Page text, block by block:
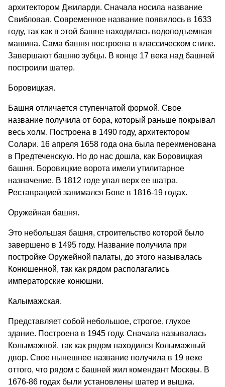
архитектором Джиларди. Сначала носила название
Свибловая. Современное название появилось в 1633
году, так как в этой башне находилась водоподъемная
машина. Сама башня построена в классическом стиле.
Завершают башню зубцы. В конце 17 века над башней
построили шатер.
Боровицкая.
Башня отличается ступенчатой формой. Свое
название получила от бора, который раньше покрывал
весь холм. Построена в 1490 году, архитектором
Солари. 16 апреля 1658 года она была переименована
в Предтеченскую. Но до нас дошла, как Боровицкая
башня. Боровицкие ворота имели утилитарное
назначение. В 1812 годе упал верх ее шатра.
Реставрацией занимался Бове в 1816-19 годах.
Оружейная башня.
Это небольшая башня, строительство которой было
завершено в 1495 году. Название получила при
постройке Оружейной палаты, до этого называлась
Конюшенной, так как рядом располагались
императорские конюшни.
Калымажская.
Представляет собой небольшое, строгое, глухое
здание. Построена в 1945 году. Сначала называлась
Колымажной, так как рядом находился Колымажный
двор. Свое нынешнее название получила в 19 веке
оттого, что рядом с башней жил комендант Москвы. В
1676-86 годах были установлены шатер и вышка.